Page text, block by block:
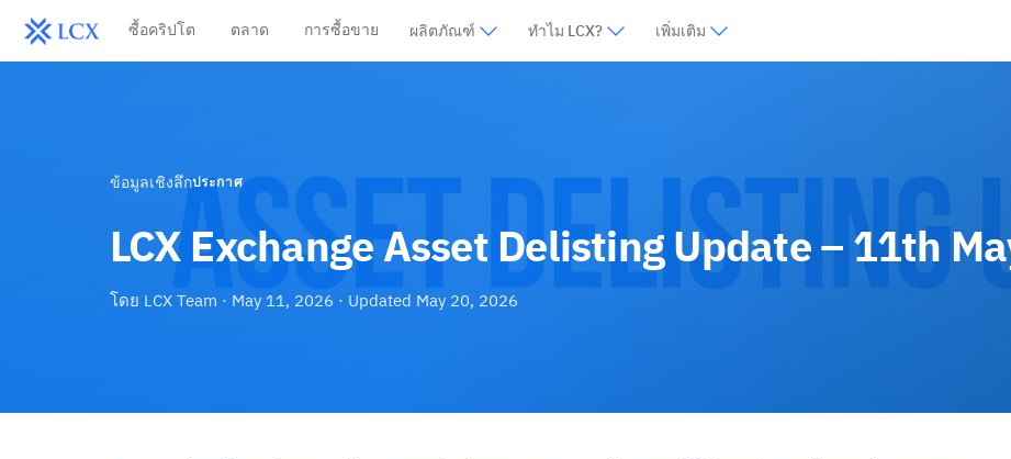
ซื้อคริปโต ตลาด การซื้อขาย ผลิตภัณฑ์ ทำไม LCX? เพิ่มเติม
ข้อมูลเชิงลึกประกาศ
LCX Exchange Asset Delisting Update – 11th
โดย LCX Team · May 11, 2026 · Updated May 20, 2026